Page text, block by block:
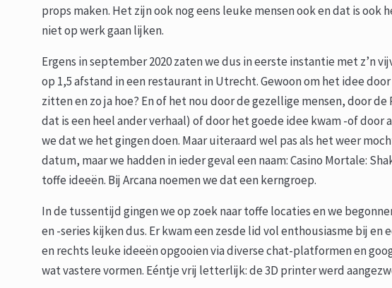
props maken. Het zijn ook nog eens leuke mensen ook en dat is
niet op werk gaan lijken.
Ergens in september 2020 zaten we dus in eerste instantie met z’n
op 1,5 afstand in een restaurant in Utrecht. Gewoon om het idee
zitten en zo ja hoe? En of het nou door de gezellige mensen, door
dat is een heel ander verhaal) of door het goede idee kwam -of
we dat we het gingen doen. Maar uiteraard wel pas als het weer
datum, maar we hadden in ieder geval een naam: Casino Mortale:
toffe ideeën. Bij Arcana noemen we dat een kerngroep.
In de tussentijd gingen we op zoek naar toffe locaties en we
en -series kijken dus. Er kwam een zesde lid vol enthousiasme bij
en rechts leuke ideeën opgooien via diverse chat-platformen en
wat vastere vormen. Eéntje vrij letterlijk: de 3D printer werd